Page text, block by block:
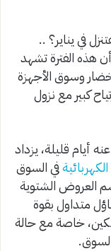
في يناير؟ ..
هذه الفترة تشهد
وسوق الأجهزة
كبير مع نزول
الذي تفصلنا عنه أيام قليلة، يزداد
في السوق
العروض الشتوية
متداول بقوة
خاصة مع حالة